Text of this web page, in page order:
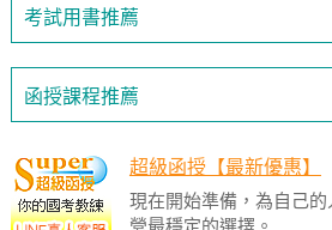
考試用書推薦
函授課程推薦
超級函授【最新優惠】
現在開始準備，為自己